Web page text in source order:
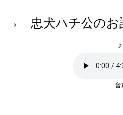
→ 忠犬ハチ公の